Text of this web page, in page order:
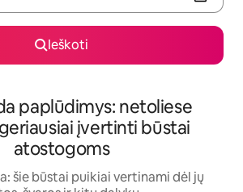
Ieškoti
paplūdimys: netoliese
įvertinti būstai
atostogoms
šie būstai puikiai vertinami dėl jų